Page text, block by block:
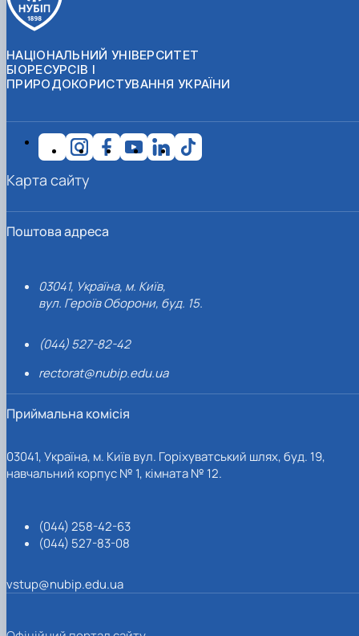
НАЦІОНАЛЬНИЙ УНІВЕРСИТЕТ
БІОРЕСУРСІВ І
ПРИРОДОКОРИСТУВАННЯ УКРАЇНИ
Поштова адреса
03041, Україна, м. Київ,
вул. Героїв Оборони, буд. 15.
(044) 527-82-42
rectorat@nubip.edu.ua
Приймальна комісія
03041, Україна, м. Київ вул. Горіхуватський шлях, буд. 19,
навчальний корпус № 1, кімната № 12.
(044) 258-42-63
(044) 527-83-08
vstup@nubip.edu.ua
Карта сайту